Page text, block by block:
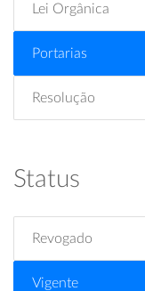
Lei Orgânica
Portarias
Resolução
Status
Revogado
Vigente